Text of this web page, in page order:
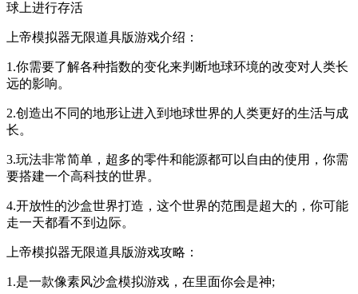
球上进行存活
上帝模拟器无限道具版游戏介绍：
1.你需要了解各种指数的变化来判断地球环境的改变对人类长
远的影响。
2.创造出不同的地形让进入到地球世界的人类更好的生活与成
长。
3.玩法非常简单，超多的零件和能源都可以自由的使用，你需
要搭建一个高科技的世界。
4.开放性的沙盒世界打造，这个世界的范围是超大的，你可能
走一天都看不到边际。
上帝模拟器无限道具版游戏攻略：
1.是一款像素风沙盒模拟游戏，在里面你会是神;